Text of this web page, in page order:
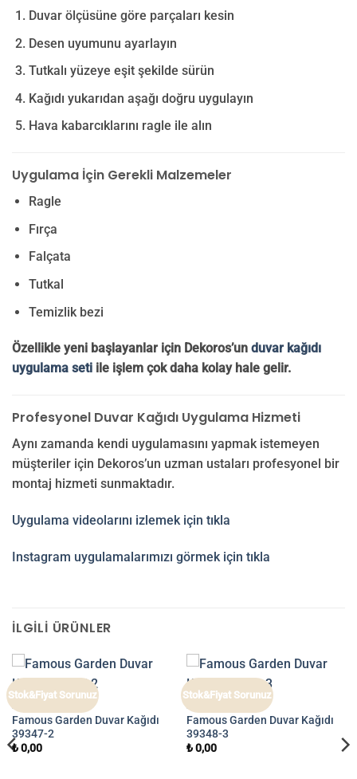
Duvar ölçüsüne göre parçaları kesin
Desen uyumunu ayarlayın
Tutkalı yüzeye eşit şekilde sürün
Kağıdı yukarıdan aşağı doğru uygulayın
Hava kabarcıklarını ragle ile alın
Uygulama İçin Gerekli Malzemeler
Ragle
Fırça
Falçata
Tutkal
Temizlik bezi
Özellikle yeni başlayanlar için Dekoros’un duvar kağıdı
uygulama seti ile işlem çok daha kolay hale gelir.
Profesyonel Duvar Kağıdı Uygulama Hizmeti
Aynı zamanda kendi uygulamasını yapmak istemeyen
müşteriler için Dekoros’un uzman ustaları profesyonel bir
montaj hizmeti sunmaktadır.
Uygulama videolarını izlemek için tıkla
Instagram uygulamalarımızı görmek için tıkla
İLGILI ÜRÜNLER
Stok&Fiyat Sorunuz
Famous Garden Duvar Kağıdı
39347-2
₺0,00
Stok&Fiyat Sorunuz
Famous Garden Duvar Kağıdı
39348-3
₺0,00